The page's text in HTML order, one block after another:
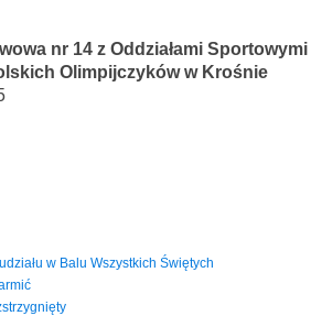
nr 14 z Oddziałami Sportowymi
Olimpijczyków w Krośnie
w Balu Wszystkich Świętych